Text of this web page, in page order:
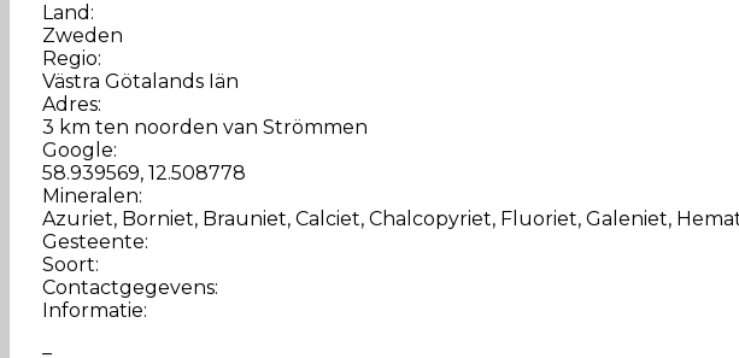
Land:
Zweden
Regio:
Västra Götalands Iän
Adres:
3 km ten noorden van Strömmen
Google:
58.939569, 12.508778
Mineralen:
Azuriet, Borniet, Brauniet, Calciet, Chalcopyriet, Fluoriet, Galeniet,
Gesteente:
Soort:
Contactgegevens:
Informatie:
–